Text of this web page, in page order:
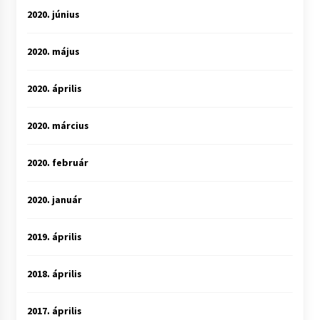
2020. június
2020. május
2020. április
2020. március
2020. február
2020. január
2019. április
2018. április
2017. április